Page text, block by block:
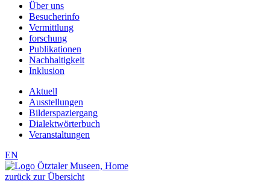
Über uns
Besucherinfo
Vermittlung
forschung
Publikationen
Nachhaltigkeit
Inklusion
Aktuell
Ausstellungen
Bilderspaziergang
Dialektwörterbuch
Veranstaltungen
EN
zurück zur Übersicht